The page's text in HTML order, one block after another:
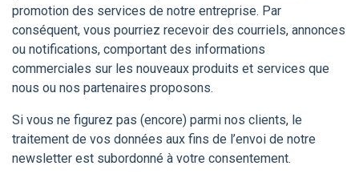
promotion des services de notre entreprise. Par
conséquent, vous pourriez recevoir des courriels, annonces
ou notifications, comportant des informations
commerciales sur les nouveaux produits et services que
nous ou nos partenaires proposons.
Si vous ne figurez pas (encore) parmi nos clients, le
traitement de vos données aux fins de l’envoi de notre
newsletter est subordonné à votre consentement.